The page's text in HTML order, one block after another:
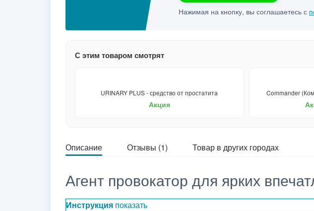
Нажимая на кнопку, вы соглашаетесь с
С этим товаром смотрят
URINARY PLUS - средство от простатита
Акция
Commander
Описание Отзывы (1) Товар в других городах
Агент провокатор для ярких
Инструкция показать